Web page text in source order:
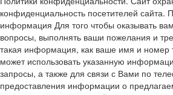
конфиденциальность посетителей сайта.
информация Для того чтобы оказывать
вопросы, выполнять ваши пожелания и
такая информация, как ваше имя и номер
может использовать указанную
запросы, а также для связи с Вами по
предоставления информации о